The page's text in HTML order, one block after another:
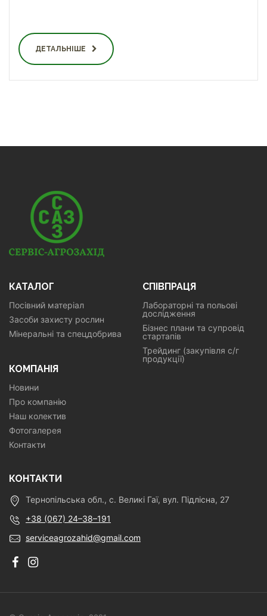
ДЕТАЛЬНІШЕ
КАТАЛОГ
Посівний матеріал
Засоби захисту рослин
Мінеральні та спецдобрива
СПІВПРАЦЯ
Лабораторні та польові
дослідження
Бізнес плани та супровід
стартапів
Трейдинг (закупівля с/г
продукції)
КОМПАНІЯ
Новини
Про компанію
Наш колектив
Фотогалерея
Контакти
КОНТАКТИ
Тернопільська обл., с. Великі Гаї, вул. Підлісна, 27
+38 (067) 24–38–191
serviceagrozahid@gmail.com